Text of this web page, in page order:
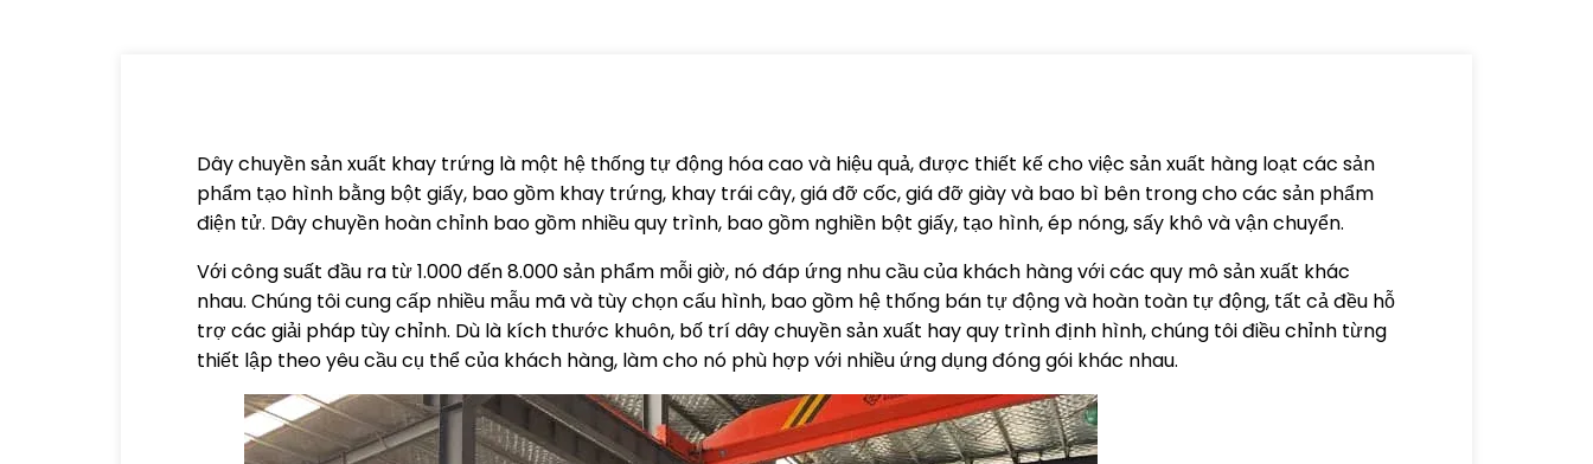
Dây chuyền sản xuất khay trứng là một hệ thống tự động hóa cao và hiệu quả, được thiết kế cho việc sản xuất hàng loạt các sản
phẩm tạo hình bằng bột giấy, bao gồm khay trứng, khay trái cây, giá đỡ cốc, giá đỡ giày và bao bì bên trong cho các sản phẩm
điện tử. Dây chuyền hoàn chỉnh bao gồm nhiều quy trình, bao gồm nghiền bột giấy, tạo hình, ép nóng, sấy khô và vận chuyển.
Với công suất đầu ra từ 1.000 đến 8.000 sản phẩm mỗi giờ, nó đáp ứng nhu cầu của khách hàng với các quy mô sản xuất khác
nhau. Chúng tôi cung cấp nhiều mẫu mã và tùy chọn cấu hình, bao gồm hệ thống bán tự động và hoàn toàn tự động, tất cả đều hỗ
trợ các giải pháp tùy chỉnh. Dù là kích thước khuôn, bố trí dây chuyền sản xuất hay quy trình định hình, chúng tôi điều chỉnh từng
thiết lập theo yêu cầu cụ thể của khách hàng, làm cho nó phù hợp với nhiều ứng dụng đóng gói khác nhau.